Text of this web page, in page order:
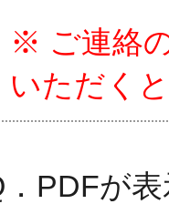
※ ご連絡
いただく
．PDFが